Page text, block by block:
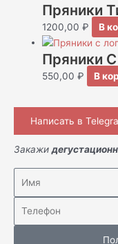
Пряники
1200,00₽ В
Пряники
550,00₽ В
Написать в
Закажи